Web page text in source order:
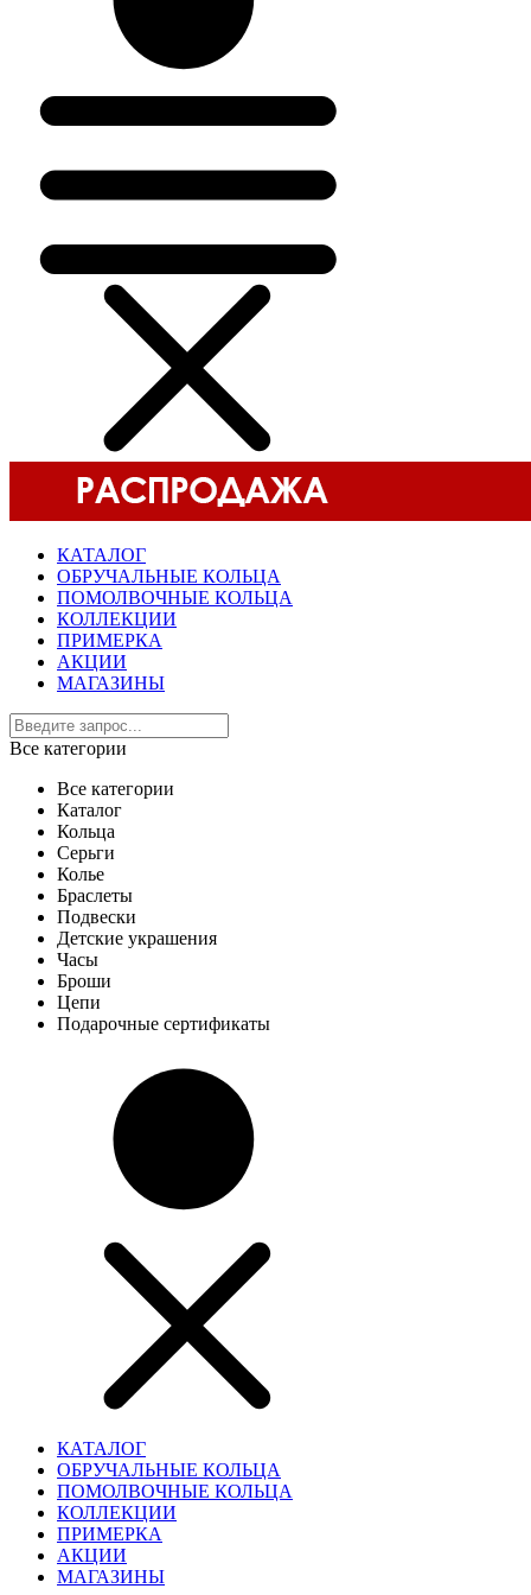
КАТАЛОГ
ОБРУЧАЛЬНЫЕ КОЛЬЦА
ПОМОЛВОЧНЫЕ КОЛЬЦА
КОЛЛЕКЦИИ
ПРИМЕРКА
АКЦИИ
МАГАЗИНЫ
Все категории
Все категории
Каталог
Кольца
Серьги
Колье
Браслеты
Подвески
Детские украшения
Часы
Броши
Цепи
Подарочные сертификаты
КАТАЛОГ
ОБРУЧАЛЬНЫЕ КОЛЬЦА
ПОМОЛВОЧНЫЕ КОЛЬЦА
КОЛЛЕКЦИИ
ПРИМЕРКА
АКЦИИ
МАГАЗИНЫ